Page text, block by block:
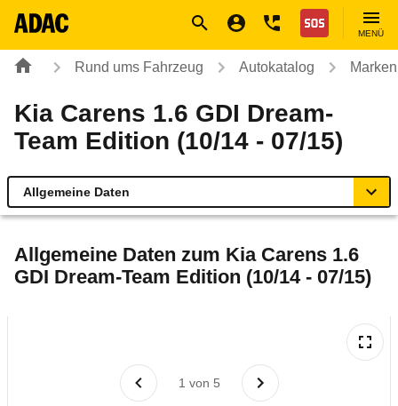
Nothilfe
MENÜ
Rund ums Fahrzeug Autokatalog
Kia Carens 1.6 GDI Dream-
Team Edition (10/14 - 07/15)
Allgemeine Daten
Technische Daten
Laufende Kosten
Allgemeine Daten zum Kia Carens 1.6
GDI Dream-Team Edition (10/14 - 07/15)
1 von 5